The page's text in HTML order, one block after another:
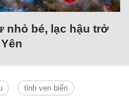
nhỏ bé, lạc hậu trở
tỉnh ven biển